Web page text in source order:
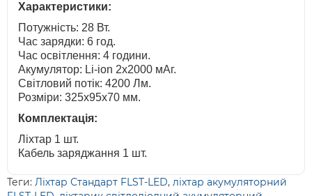
Характеристики:
Потужність: 28 Вт.
Час зарядки: 6 год.
Час освітлення: 4 години.
Акумулятор: Li-ion 2x2000 мАг.
Світловий потік: 4200 Лм.
Розміри: 325x95x70 мм.
Комплектація:
Ліхтар 1 шт.
Кабель заряджання 1 шт.
Теги: Ліхтар Стандарт FLST-LED, ліхтар акумуляторний